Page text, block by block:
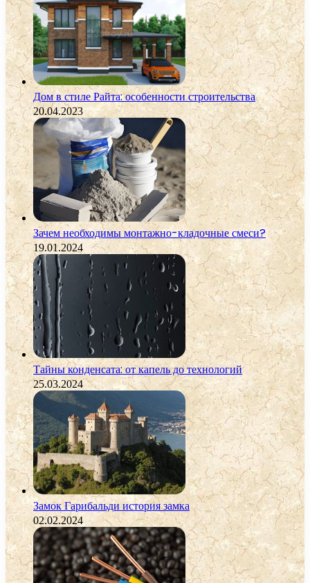
Дом в стиле Райта: особенности строительства
20.04.2023
Зачем необходимы монтажно-кладочные смеси?
19.01.2024
Тайны конденсата: от капель до технологий
25.03.2024
Замок Гарибальди история замка
02.02.2024